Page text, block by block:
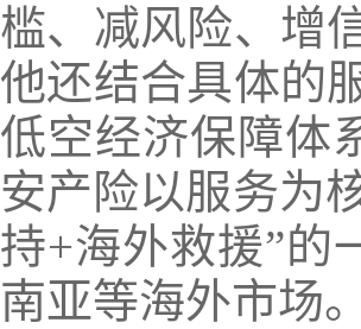
槛、减风险、增
他还结合具体的
低空经济保障体
安产险以服务为
持+海外救援”的
南亚等海外市场。